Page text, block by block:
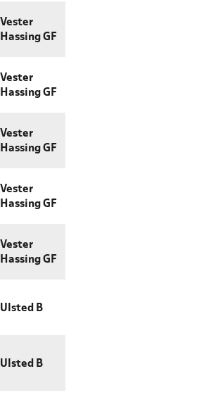
Vester
Hassing GF
Vester
Hassing GF
Vester
Hassing GF
Vester
Hassing GF
Vester
Hassing GF
Ulsted B
Ulsted B